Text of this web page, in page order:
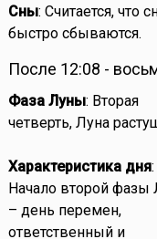
Сны: Считается, что
быстро сбываются.
После 12:08 -
Фаза Луны: Вторая
четверть, Луна
Характеристика дня:
Начало второй фазы
– день перемен,
ответственный и